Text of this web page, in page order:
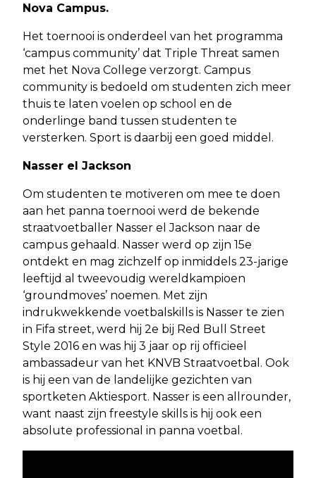
Nova Campus.
Het toernooi is onderdeel van het programma
‘campus community’ dat Triple Threat samen
met het Nova College verzorgt. Campus
community is bedoeld om studenten zich meer
thuis te laten voelen op school en de
onderlinge band tussen studenten te
versterken. Sport is daarbij een goed middel.
Nasser el Jackson
Om studenten te motiveren om mee te doen
aan het panna toernooi werd de bekende
straatvoetballer Nasser el Jackson naar de
campus gehaald. Nasser werd op zijn 15e
ontdekt en mag zichzelf op inmiddels 23-jarige
leeftijd al tweevoudig wereldkampioen
‘groundmoves’ noemen. Met zijn
indrukwekkende voetbalskills is Nasser te zien
in Fifa street, werd hij 2e bij Red Bull Street
Style 2016 en was hij 3 jaar op rij officieel
ambassadeur van het KNVB Straatvoetbal. Ook
is hij een van de landelijke gezichten van
sportketen Aktiesport. Nasser is een allrounder,
want naast zijn freestyle skills is hij ook een
absolute professional in panna voetbal.